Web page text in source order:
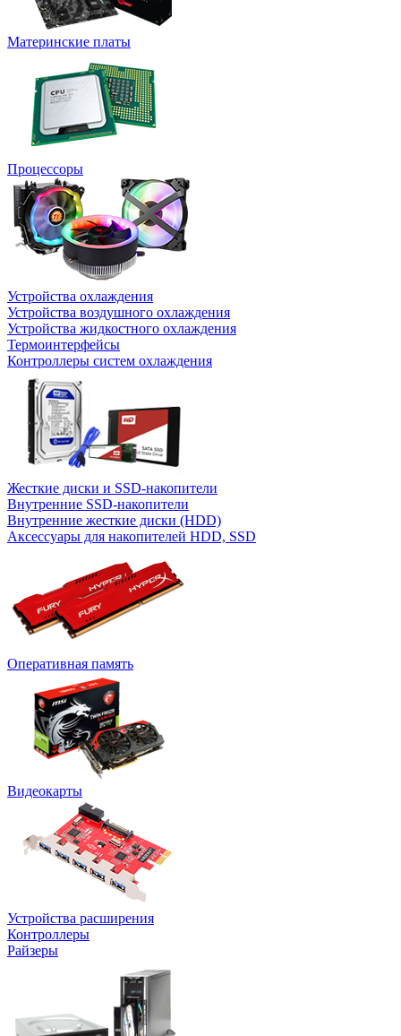
Материнские платы
Процессоры
Устройства охлаждения
Устройства воздушного охлаждения
Устройства жидкостного охлаждения
Термоинтерфейсы
Контроллеры систем охлаждения
Жесткие диски и SSD-накопители
Внутренние SSD-накопители
Внутренние жесткие диски (HDD)
Аксессуары для накопителей HDD, SSD
Оперативная память
Видеокарты
Устройства расширения
Контроллеры
Райзеры